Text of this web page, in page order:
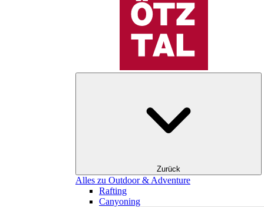
Zurück
Alles zu Outdoor & Adventure
Rafting
Canyoning